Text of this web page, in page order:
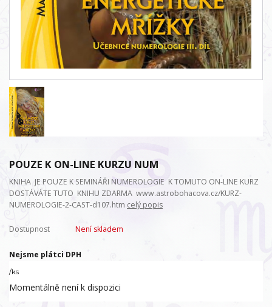
POUZE K ON-LINE KURZU NUM
KNIHA JE POUZE K SEMINÁŘI NUMEROLOGIE K TOMUTO ON-LINE KURZ
DOSTÁVÁTE TUTO KNIHU ZDARMA www.astrobohacova.cz/KURZ-
NUMEROLOGIE-2-CAST-d107.htm celý popis
Dostupnost Není skladem
Nejsme plátci DPH
/ks
Momentálně není k dispozici